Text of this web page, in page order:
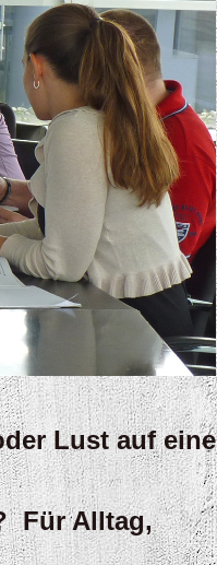
Lust auf eine
Für Alltag,